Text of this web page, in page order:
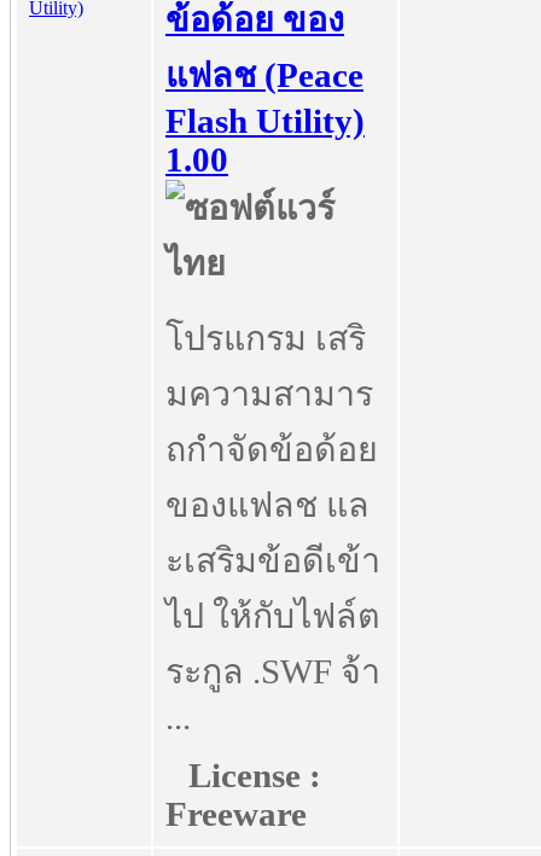
ข้อด้อย ของ
แฟลช (Peace
Flash Utility)
1.00
โปรแกรม เสริ
มความสามาร
ถกำจัดข้อด้อย
ของแฟลช แล
ะเสริมข้อดีเข้า
ไป ให้กับไฟล์ต
ระกูล .SWF จ้า
...
License :
Freeware